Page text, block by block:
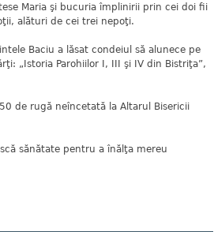
Maria şi bucuria împlinirii prin cei doi fii
alături de cei trei nepoţi.
Baciu a lăsat condeiul să alunece pe
„Istoria Parohiilor I, III şi IV din Bistriţa”,
de rugă neîncetată la Altarul Bisericii
sănătate pentru a înălţa mereu